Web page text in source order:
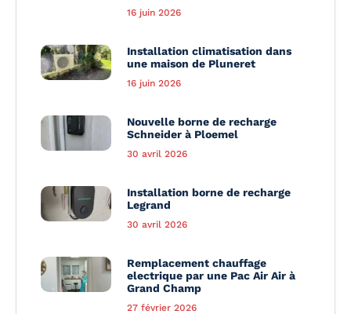
16 juin 2026
Installation climatisation dans
une maison de Pluneret
16 juin 2026
Nouvelle borne de recharge
Schneider à Ploemel
30 avril 2026
Installation borne de recharge
Legrand
30 avril 2026
Remplacement chauffage
electrique par une Pac Air Air à
Grand Champ
27 février 2026